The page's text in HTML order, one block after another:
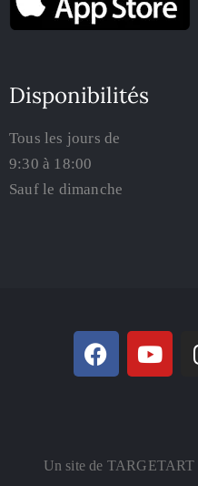
Disponibilités
Tous les jours de
9:30 à 18:00
Sauf le dimanche
Un site de TARGETART